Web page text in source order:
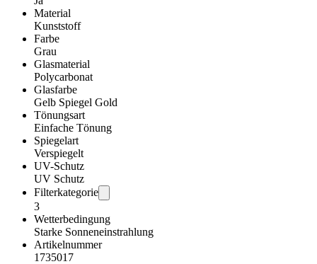
Material
Kunststoff
Farbe
Grau
Glasmaterial
Polycarbonat
Glasfarbe
Gelb Spiegel Gold
Tönungsart
Einfache Tönung
Spiegelart
Verspiegelt
UV-Schutz
UV Schutz
Filterkategorie
3
Wetterbedingung
Starke Sonneneinstrahlung
Artikelnummer
1735017